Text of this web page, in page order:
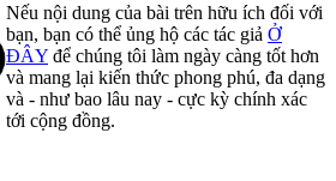
Nếu nội dung của bài trên hữu ích đối với
bạn, bạn có thể ủng hộ các tác giả Ở
ĐÂY để chúng tôi làm ngày càng tốt hơn
và mang lại kiến thức phong phú, đa dạng
và - như bao lâu nay - cực kỳ chính xác
tới cộng đồng.